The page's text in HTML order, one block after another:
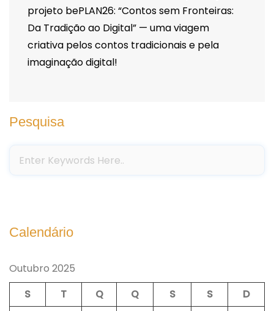
projeto bePLAN26: “Contos sem Fronteiras:
Da Tradição ao Digital” — uma viagem
criativa pelos contos tradicionais e pela
imaginação digital!
Pesquisa
Calendário
Outubro 2025
S
T Q Q S S
D